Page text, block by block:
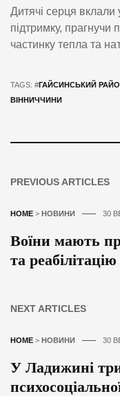
Дитячі серця
підтримку,
частинку тепла та
TAGS: #ГАЙСИНСЬКИЙ
ВІННИЧЧИНИ
PREVIOUS ARTICLES
HOME > НОВИНИ 30
Воїни мають
та
NEXT ARTICLES
HOME > НОВИНИ 30
У Ладижині